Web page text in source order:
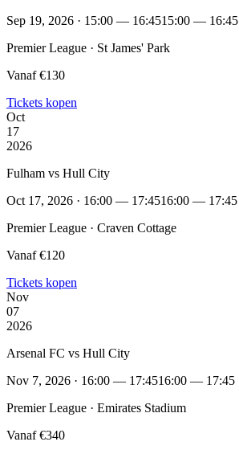
Sep 19, 2026 · 15:00 — 16:4515:00 — 16:45
Premier League · St James' Park
Vanaf €130
Tickets kopen
Oct
17
2026
Fulham vs Hull City
Oct 17, 2026 · 16:00 — 17:4516:00 — 17:45
Premier League · Craven Cottage
Vanaf €120
Tickets kopen
Nov
07
2026
Arsenal FC vs Hull City
Nov 7, 2026 · 16:00 — 17:4516:00 — 17:45
Premier League · Emirates Stadium
Vanaf €340